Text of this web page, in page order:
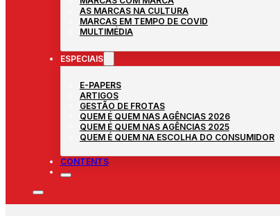
AS MARCAS NA CULTURA
MARCAS EM TEMPO DE COVID
MULTIMÉDIA
ESPECIAIS
E-PAPERS
ARTIGOS
GESTÃO DE FROTAS
QUEM É QUEM NAS AGÊNCIAS 2026
QUEM É QUEM NAS AGÊNCIAS 2025
QUEM É QUEM NA ESCOLHA DO CONSUMIDOR
CONTENTS